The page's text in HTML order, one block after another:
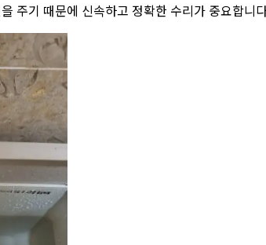
주기 때문에 신속하고 정확한 수리가 중요합니